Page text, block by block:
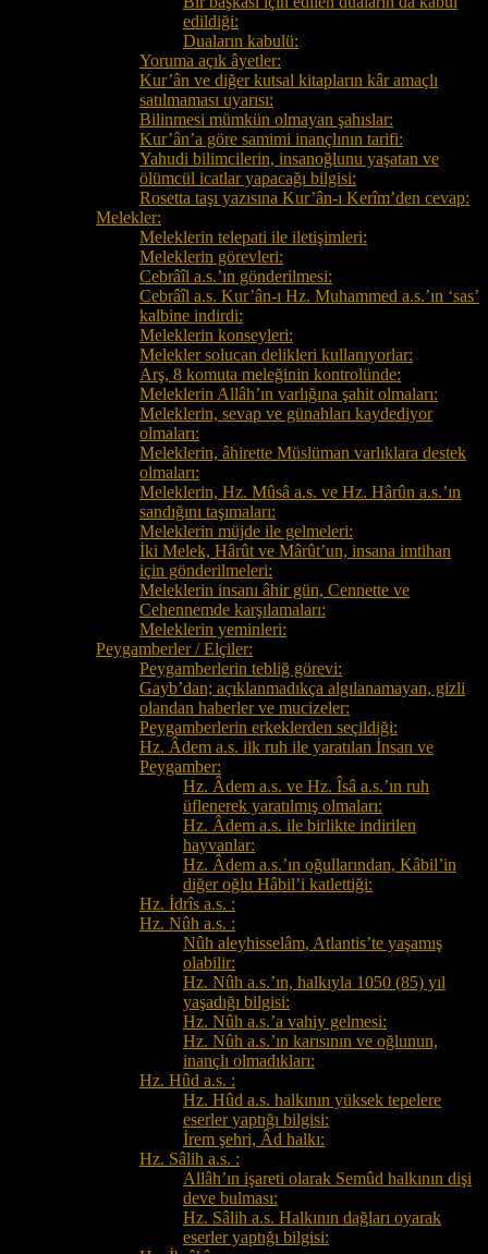
edildiği:
Duaların kabulü:
Yoruma açık âyetler:
Kur’ân ve diğer kutsal kitapların kâr amaçlı
satılmaması uyarısı:
Bilinmesi mümkün olmayan şahıslar:
Kur’ân’a göre samimi inançlının tarifi:
Yahudi bilimcilerin, insanoğlunu yaşatan ve
ölümcül icatlar yapacağı bilgisi:
Rosetta taşı yazısına Kur’ân-ı Kerîm’den cevap:
Melekler:
Meleklerin telepati ile iletişimleri:
Meleklerin görevleri:
Cebrâîl a.s.’ın gönderilmesi:
Cebrâîl a.s. Kur’ân-ı Hz. Muhammed a.s.’ın ‘sas’
kalbine indirdi:
Meleklerin konseyleri:
Melekler solucan delikleri kullanıyorlar:
Arş, 8 komuta meleğinin kontrolünde:
Meleklerin Allâh’ın varlığına şahit olmaları:
Meleklerin, sevap ve günahları kaydediyor
olmaları:
Meleklerin, âhirette Müslüman varlıklara destek
olmaları:
Meleklerin, Hz. Mûsâ a.s. ve Hz. Hârûn a.s.’ın
sandığını taşımaları:
Meleklerin müjde ile gelmeleri:
İki Melek, Hârût ve Mârût’un, insana imtihan
için gönderilmeleri:
Meleklerin insanı âhir gün, Cennette ve
Cehennemde karşılamaları:
Meleklerin yeminleri:
Peygamberler / Elçiler:
Peygamberlerin tebliğ görevi:
Gayb’dan; açıklanmadıkça algılanamayan, gizli
olandan haberler ve mucizeler:
Peygamberlerin erkeklerden seçildiği:
Hz. Âdem a.s. ilk ruh ile yaratılan İnsan ve
Peygamber:
Hz. Âdem a.s. ve Hz. Îsâ a.s.’ın ruh
üflenerek yaratılmış olmaları:
Hz. Âdem a.s. ile birlikte indirilen
hayvanlar:
Hz. Âdem a.s.’ın oğullarından, Kâbil’in
diğer oğlu Hâbil’i katlettiği:
Hz. İdrîs a.s. :
Hz. Nûh a.s. :
Nûh aleyhisselâm, Atlantis’te yaşamış
olabilir:
Hz. Nûh a.s.’ın, halkıyla 1050 (85) yıl
yaşadığı bilgisi:
Hz. Nûh a.s.’a vahiy gelmesi:
Hz. Nûh a.s.’ın karısının ve oğlunun,
inançlı olmadıkları:
Hz. Hûd a.s. :
Hz. Hûd a.s. halkının yüksek tepelere
eserler yaptığı bilgisi:
İrem şehri, Âd halkı:
Hz. Sâlih a.s. :
Allâh’ın işareti olarak Semûd halkının dişi
deve bulması:
Hz. Sâlih a.s. Halkının dağları oyarak
eserler yaptığı bilgisi: